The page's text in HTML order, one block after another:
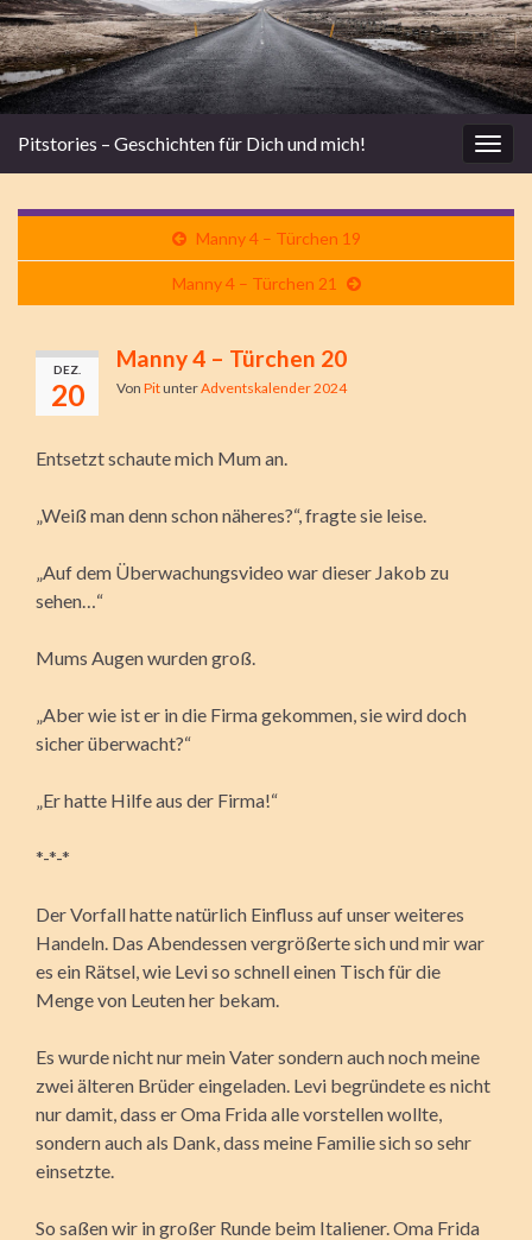
Pitstories – Geschichten für Dich und mich!
Manny 4 – Türchen 19
Manny 4 – Türchen 21
DEZ.
20
Manny 4 – Türchen 20
Von PitunterAdventskalender 2024
Entsetzt schaute mich Mum an.
„Weiß man denn schon näheres?“, fragte sie leise.
„Auf dem Überwachungsvideo war dieser Jakob zu
sehen…“
Mums Augen wurden groß.
„Aber wie ist er in die Firma gekommen, sie wird doch
sicher überwacht?“
„Er hatte Hilfe aus der Firma!“
*-*-*
Der Vorfall hatte natürlich Einfluss auf unser weiteres
Handeln. Das Abendessen vergrößerte sich und mir war
es ein Rätsel, wie Levi so schnell einen Tisch für die
Menge von Leuten her bekam.
Es wurde nicht nur mein Vater sondern auch noch meine
zwei älteren Brüder eingeladen. Levi begründete es nicht
nur damit, dass er Oma Frida alle vorstellen wollte,
sondern auch als Dank, dass meine Familie sich so sehr
einsetzte.
So saßen wir in großer Runde beim Italiener. Oma Frida